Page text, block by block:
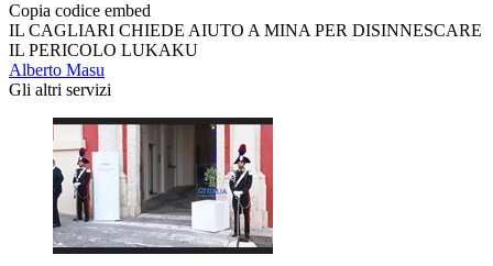
Copia codice embed
IL CAGLIARI CHIEDE AIUTO A MINA PER DISINNESCARE
IL PERICOLO LUKAKU
Alberto Masu
Gli altri servizi